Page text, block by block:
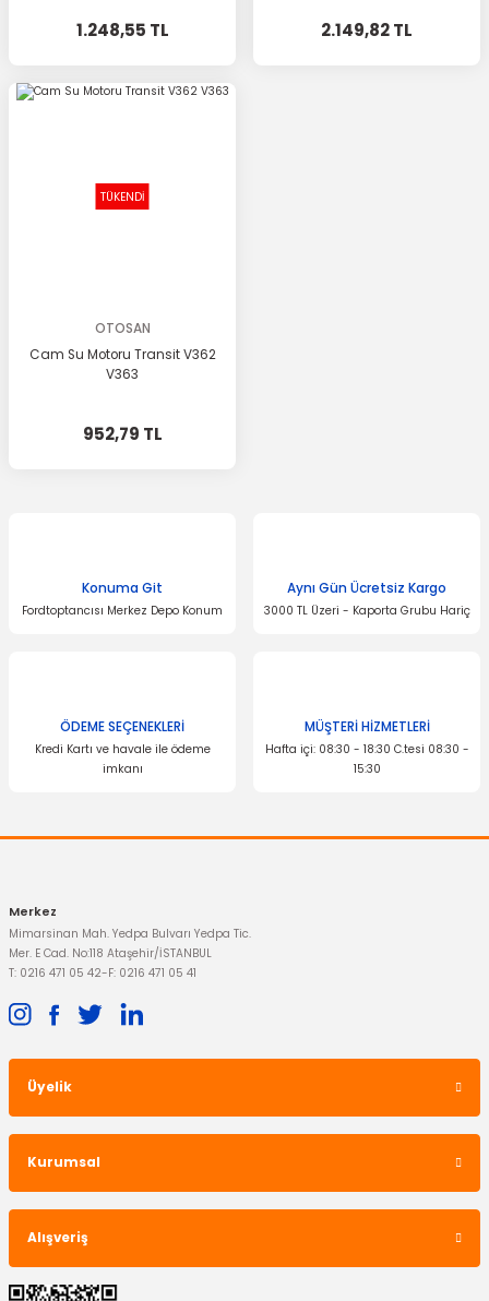
1.248,55 TL 2.149,82 TL
TÜKENDİ
OTOSAN
Cam Su Motoru Transit V362
V363
952,79 TL
Konuma Git
Fordtoptancısı Merkez Depo Konum
Aynı Gün Ücretsiz Kargo
3000 TL Üzeri - Kaporta Grubu Hariç
ÖDEME SEÇENEKLERİ
Kredi Kartı ve havale ile ödeme
imkanı
MÜŞTERİ HİZMETLERİ
Hafta içi: 08:30 - 18:30 C.tesi 08:30 -
15:30
Merkez
Mimarsinan Mah. Yedpa Bulvarı Yedpa Tic.
Mer. E Cad. No:118 Ataşehir/İSTANBUL
T: 0216 471 05 42-F: 0216 471 05 41
Üyelik
Kurumsal
Alışveriş